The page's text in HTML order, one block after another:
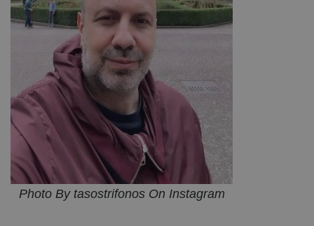
Photo By tasostrifonos On Instagram